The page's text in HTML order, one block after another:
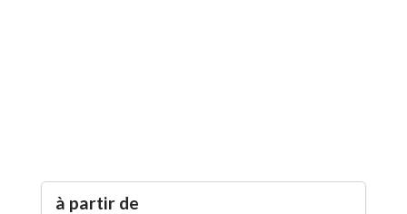
à partir de